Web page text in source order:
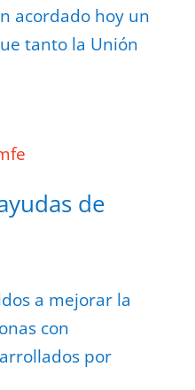
acordado hoy un
tanto la Unión
de
a mejorar la
con
por